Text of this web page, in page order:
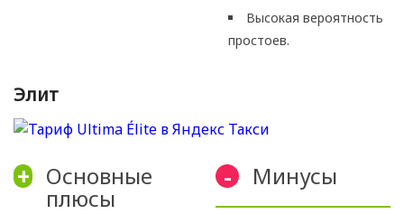
Высокая вероятность
простоев.
Элит
+ Основные
плюсы
- Минусы